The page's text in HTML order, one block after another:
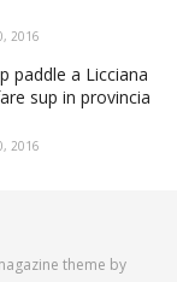
2016
paddle a Licciana
sup in provincia
2016
theme by